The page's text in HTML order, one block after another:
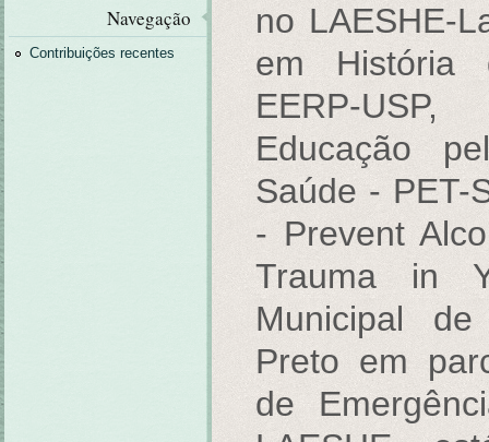
no LAESHE-
em História
EERP-
Educação
Saúde - PET-
- Prevent
Trauma in
Municipal
Preto em
de
Navegação
Contribuições recentes